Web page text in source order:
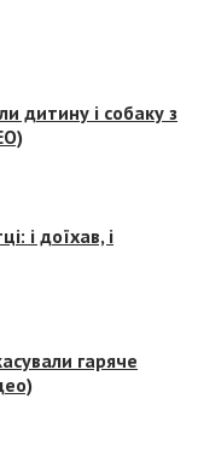
дитину і собаку з
і доїхав, і
гаряче